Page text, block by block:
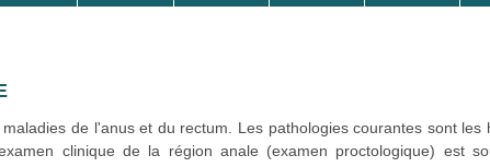
de l'anus et du rectum. Les pathologies courantes sont les
clinique de la région anale (examen proctologique) est